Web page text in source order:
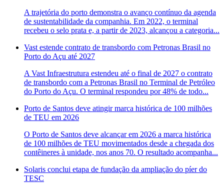
A trajetória do porto demonstra o avanço contínuo da agenda
de sustentabilidade da companhia. Em 2022, o terminal
recebeu o selo prata e, a partir de 2023, alcançou a categoria...
Vast estende contrato de transbordo com Petronas Brasil no
Porto do Açu até 2027
A Vast Infraestrutura estendeu até o final de 2027 o contrato
de transbordo com a Petronas Brasil no Terminal de Petróleo
do Porto do Açu. O terminal respondeu por 48% de todo...
Porto de Santos deve atingir marca histórica de 100 milhões
de TEU em 2026
O Porto de Santos deve alcançar em 2026 a marca histórica
de 100 milhões de TEU movimentados desde a chegada dos
contêineres à unidade, nos anos 70. O resultado acompanha...
Solaris conclui etapa de fundação da ampliação do píer do
TESC